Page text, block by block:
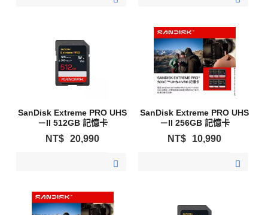
SanDisk Extreme PRO UHS
－II 512GB 記憶卡
NT$ 20,990
SanDisk Extreme PRO UHS
－II 256GB 記憶卡
NT$ 10,990